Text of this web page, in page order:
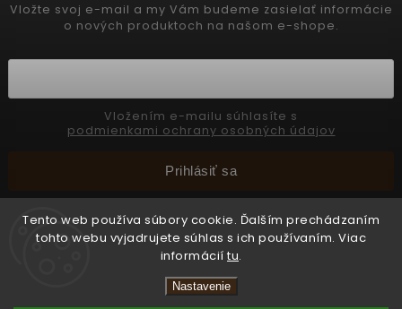
Tento web používa súbory cookie. Ďalším prechádzaním
tohto webu vyjadrujete súhlas s ich používaním. Viac
informácií tu.
Nastavenie
Vložte svoj e-mail a my Vám budeme zasielať informácie
o nových produktoch na našom e-shope.
podmienkami ochrany osobných údajov
Prihlásiť sa
Copyright 2026INTERMEDIC SK. Všetky práva vyhradené.
VytvořilShoptet